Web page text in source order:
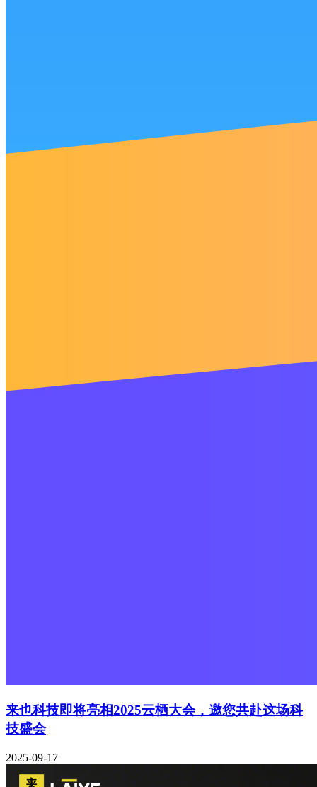
来也科技即将亮相2025云栖大会，邀您共赴这场科
技盛会
2025-09-17